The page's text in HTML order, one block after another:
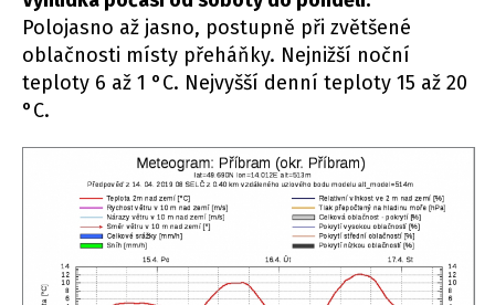
Polojasno až jasno, postupně při zvětšené
oblačnosti místy přeháňky. Nejnižší noční
teploty 6 až 1 °C. Nejvyšší denní teploty 15 až 20
°C.